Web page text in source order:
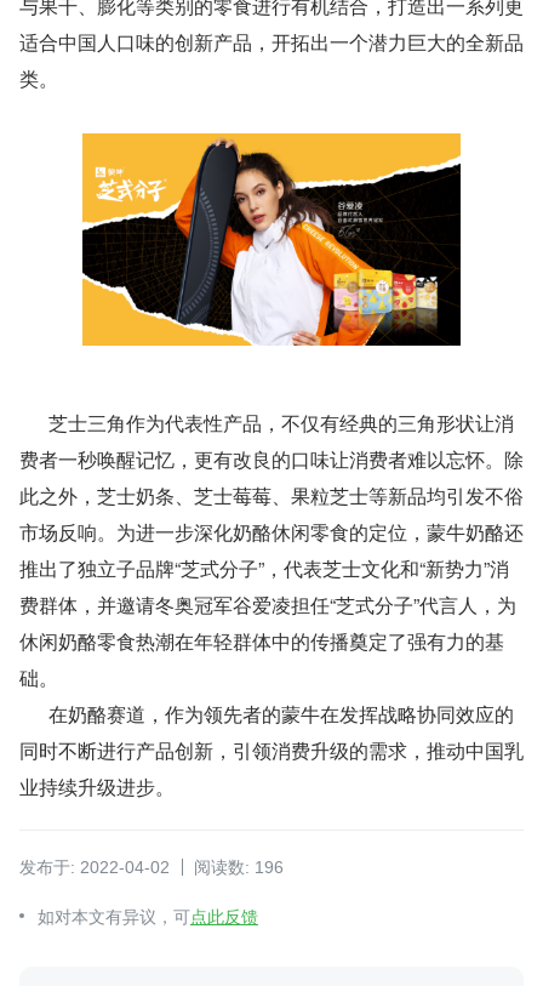
与果干、膨化等类别的零食进行有机结合，打造出一系列更
适合中国人口味的创新产品，开拓出一个潜力巨大的全新品
类。
费者一秒唤醒记忆，更有改良的口味让消费者难以忘怀。除
此之外，芝士奶条、芝士莓莓、果粒芝士等新品均引发不俗
市场反响。为进一步深化奶酪休闲零食的定位，蒙牛奶酪还
推出了独立子品牌“芝式分子”，代表芝士文化和“新势力”消
费群体，并邀请冬奥冠军谷爱凌担任“芝式分子”代言人，为
休闲奶酪零食热潮在年轻群体中的传播奠定了强有力的基
础。
同时不断进行产品创新，引领消费升级的需求，推动中国乳
业持续升级进步。
发布于: 2022-04-02 阅读数: 196
如对本文有异议，可点此反馈